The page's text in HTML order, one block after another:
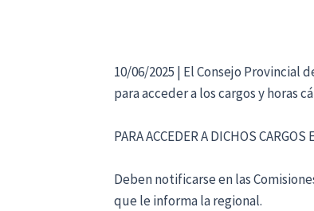
10/06/2025 | El Consejo
para acceder a los cargos y horas
PARA ACCEDER A DICHOS
Deben notificarse en las
que le informa la regional.